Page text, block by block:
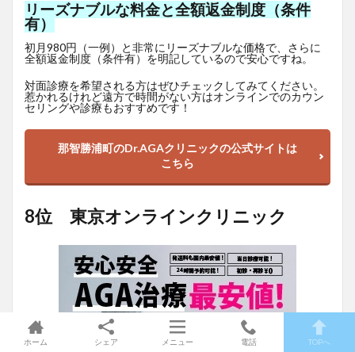
リーズナブルな料金と全額返金制度（条件
有）
初月980円（一例）と非常にリーズナブルな価格で、さらに
全額返金制度（条件有）を明記しているので安心ですね。
対面診療を希望される方はぜひチェックしてみてください。
惹かれるけれど遠方で時間がない方はオンラインでのカウン
セリングや診療もおすすめです！
那智勝浦町のDr.AGAクリニックの公式サイトは
こちら
8位 東京オンラインクリニック
ホーム シェア メニュー 電話 TOPへ